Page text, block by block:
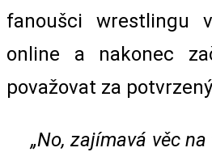
fanoušci wrestlingu
online a nakonec
považovat za
„No, zajímavá věc